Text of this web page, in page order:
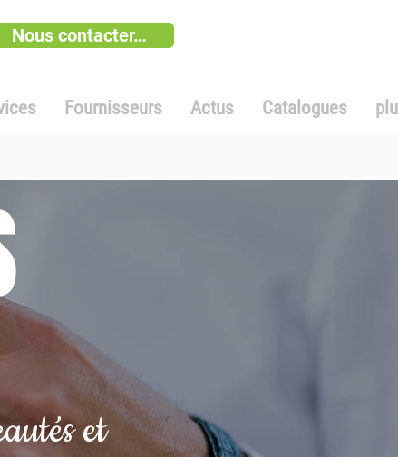
Nous contacter…
Fournisseurs Actus Catalogues
et